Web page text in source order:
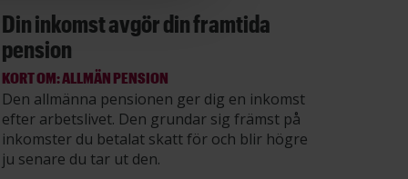
Din inkomst avgör din framtida
pension
KORT OM: ALLMÄN PENSION
Den allmänna pensionen ger dig en inkomst
efter arbetslivet. Den grundar sig främst på
inkomster du betalat skatt för och blir högre
ju senare du tar ut den.